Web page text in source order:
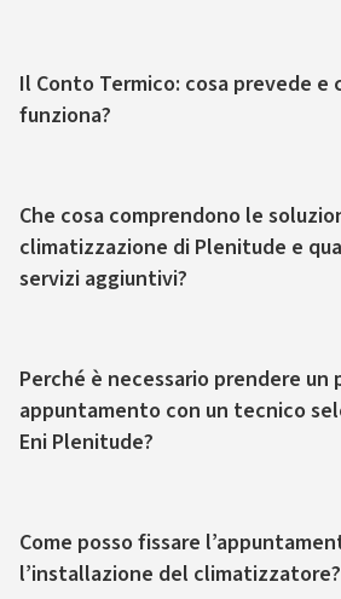
Il Conto Termico: cosa prevede e
funziona?
Che cosa comprendono le
climatizzazione di Plenitude e
servizi aggiuntivi?
Perché è necessario prendere un
appuntamento con un tecnico
Eni Plenitude?
Come posso fissare
l’installazione del climatizzatore?